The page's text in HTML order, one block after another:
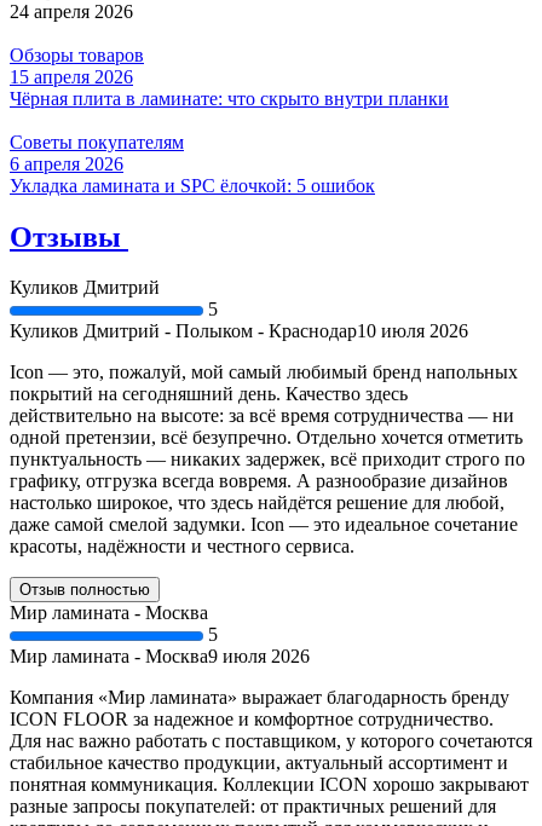
24 апреля 2026
Обзоры товаров
15 апреля 2026
Чёрная плита в ламинате: что скрыто внутри планки
Советы покупателям
6 апреля 2026
Укладка ламината и SPC ёлочкой: 5 ошибок
Отзывы
Куликов Дмитрий
5
Куликов Дмитрий - Полыком - Краснодар10 июля 2026
Icon — это, пожалуй, мой самый любимый бренд напольных
покрытий на сегодняшний день. Качество здесь
действительно на высоте: за всё время сотрудничества — ни
одной претензии, всё безупречно. Отдельно хочется отметить
пунктуальность — никаких задержек, всё приходит строго по
графику, отгрузка всегда вовремя. А разнообразие дизайнов
настолько широкое, что здесь найдётся решение для любой,
даже самой смелой задумки. Icon — это идеальное сочетание
красоты, надёжности и честного сервиса.
Отзыв полностью
Мир ламината - Москва
5
Мир ламината - Москва9 июля 2026
Компания «Мир ламината» выражает благодарность бренду
ICON FLOOR за надежное и комфортное сотрудничество.
Для нас важно работать с поставщиком, у которого сочетаются
стабильное качество продукции, актуальный ассортимент и
понятная коммуникация. Коллекции ICON хорошо закрывают
разные запросы покупателей: от практичных решений для